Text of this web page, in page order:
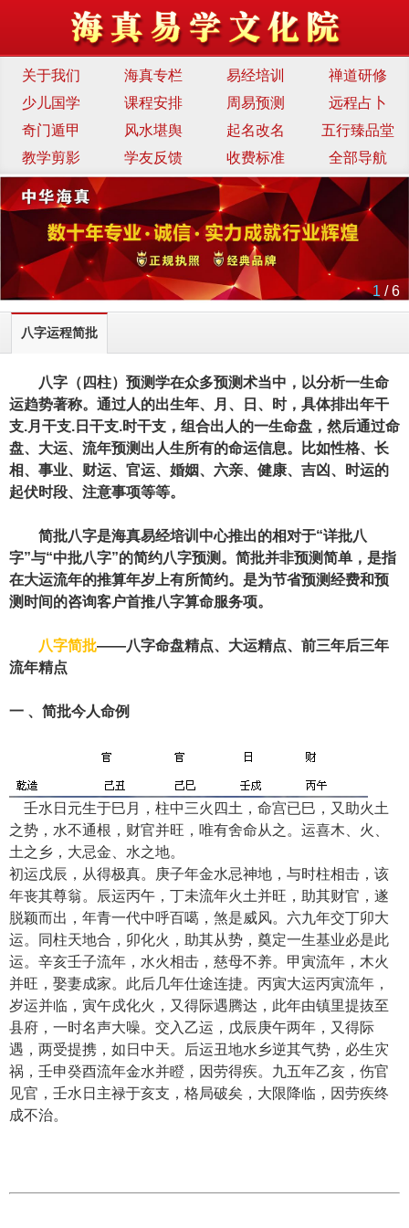
关于我们 海真专栏 易经培训
禅道研修
少儿国学
课程安排 周易预测
远程占卜
奇门遁甲
风水堪舆 起名改名
五行臻品堂
教学剪影
学友反馈 收费标准 全部导航
1 / 6
八字运程简批
八字（四柱）预测学在众多预测术当中，以分析一生命
运趋势著称。通过人的出生年、月、日、时，具体排出年干
支.月干支.日干支.时干支，组合出人的一生命盘，然后通过命
盘、大运、流年预测出人生所有的命运信息。比如性格、长
相、事业、财运、官运、婚姻、六亲、健康、吉凶、时运的
起伏时段、注意事项等等。
简批八字是海真易经培训中心推出的相对于“详批八
字”与“中批八字”的简约八字预测。简批并非预测简单，是指
在大运流年的推算年岁上有所简约。是为节省预测经费和预
测时间的咨询客户首推八字算命服务项。
八字简批——八字命盘精点、大运精点、前三年后三年
流年精点
一 、简批今人命例
壬水日元生于巳月，柱中三火四土，命宫已巳，又助火土
之势，水不通根，财官并旺，唯有舍命从之。运喜木、火、
土之乡，大忌金、水之地。
初运戊辰，从得极真。庚子年金水忌神地，与时柱相击，该
年丧其尊翁。辰运丙午，丁未流年火土并旺，助其财官，遂
脱颖而出，年青一代中呼百噶，煞是威风。六九年交丁卯大
运。同柱天地合，卯化火，助其从势，奠定一生基业必是此
运。辛亥壬子流年，水火相击，慈母不养。甲寅流年，木火
并旺，娶妻成家。此后几年仕途连捷。丙寅大运丙寅流年，
岁运并临，寅午戍化火，又得际遇腾达，此年由镇里提抜至
县府，一时名声大噪。交入乙运，戊辰庚午两年，又得际
遇，两受提携，如日中天。后运丑地水乡逆其气势，必生灾
祸，壬申癸酉流年金水并瞪，因劳得疾。九五年乙亥，伤官
见官，壬水日主禄于亥支，格局破矣，大限降临，因劳疾终
成不治。